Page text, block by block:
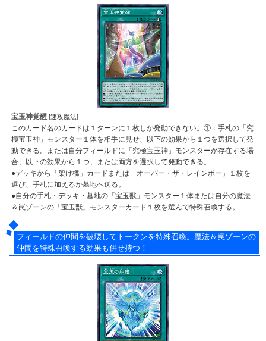
宝玉神覚醒 [速攻魔法]
このカード名のカードは１ターンに１枚しか発動できない。①：手札の「究
極宝玉神」モンスター１体を相手に見せ、以下の効果から１つを選択して発
動できる。または自分フィールドに「究極宝玉神」モンスターが存在する場
合、以下の効果から１つ、または両方を選択して発動できる。
●デッキから「架け橋」カードまたは「オーバー・ザ・レインボー」１枚を
選び、手札に加えるか墓地へ送る。
●自分の手札・デッキ・墓地の「宝玉獣」モンスター１体または自分の魔法
＆罠ゾーンの「宝玉獣」モンスターカード１枚を選んで特殊召喚する。
フィールドの仲間を破壊してトークンを特殊召喚。魔法＆罠ゾーンの
仲間を特殊召喚する効果も併せ持つ！